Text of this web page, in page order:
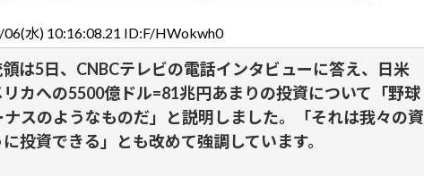
水) 10:16:08.21 ID:F/HWokwh0
は5日、CNBCテレビの電話インタビューに答え、日米
カへの5500億ドル=81兆円あまりの投資について「野球
スのようなものだ」と説明しました。「それは我々の資
投資できる」とも改めて強調しています。